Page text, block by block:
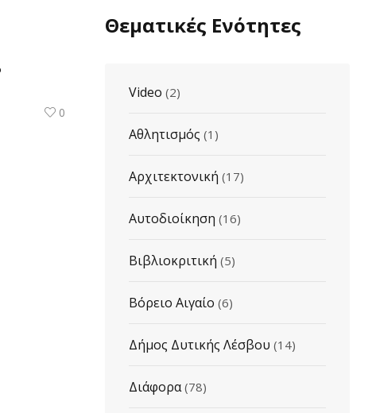
0
Θεματικές Ενότητες
Video (2)
Αθλητισμός (1)
Αρχιτεκτονική (17)
Αυτοδιοίκηση (16)
Βιβλιοκριτική (5)
Βόρειο Αιγαίο (6)
Δήμος Δυτικής Λέσβου (14)
Διάφορα(78)